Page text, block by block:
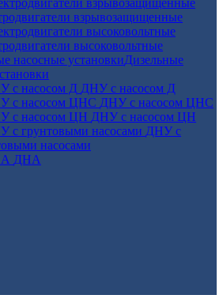
взрывозащищенные
высоковольтные
Дизельные
ДНУ с насосом Д
ДНУ с насосом ЦНС
ДНУ с насосом ЦН
ДНУ с
насосами
ДНА